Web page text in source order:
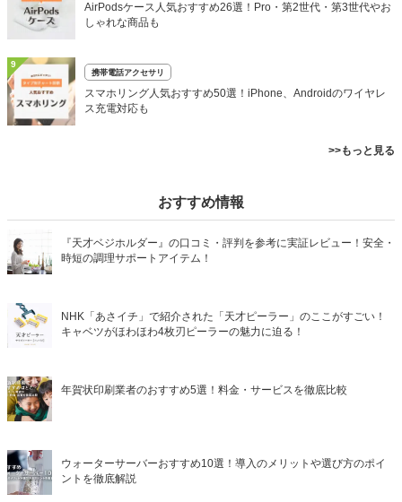
AirPodsケース人気おすすめ26選！Pro・第2世代・第3世代やお
しゃれな商品も
9
携帯電話アクセサリ
スマホリング人気おすすめ50選！iPhone、Androidのワイヤレ
ス充電対応も
>>もっと見る
おすすめ情報
『天才ベジホルダー』の口コミ・評判を参考に実証レビュー！安全・
時短の調理サポートアイテム！
NHK「あさイチ」で紹介された「天才ピーラー」のここがすごい！
キャベツがほわほわ4枚刃ピーラーの魅力に迫る！
年賀状印刷業者のおすすめ5選！料金・サービスを徹底比較
ウォーターサーバーおすすめ10選！導入のメリットや選び方のポイ
ントを徹底解説